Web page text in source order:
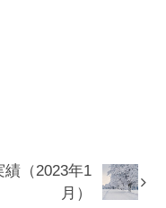
（2023年1
月）